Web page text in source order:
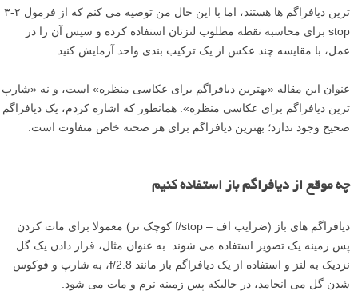
ترین دیافراگم ها هستند، اما با این حال من توصیه می کنم که از فرمول ۲-۳
stop برای محاسبه نقطه مطلوب لنزتان استفاده کرده و سپس آن را در
عمل، با مقایسه چند عکس از یک ترکیب بندی واحد آزمایش کنید.
عنوان این مقاله «بهترین دیافراگم برای عکاسی منظره» است، و نه «شارپ
ترین دیافراگم برای عکاسی منظره». همانطور که اشاره کردم، یک دیافراگم
صحیح وجود ندارد؛ بهترین دیافراگم برای هر صحنه خاص متفاوت است.
چه موقع از دیافراگم باز استفاده کنیم
دیافراگم های باز (ضرایب اف – f/stop کوچک تر) معمولا برای مات کردن
پس زمینه یک تصویر استفاده می شوند. به عنوان مثال، قرار دادن یک گل
نزدیک به لنز و استفاده از یک دیافراگم باز مانند f/2.8، به شارپ و فوکوس
شدن گل می انجامد، در حالیکه پس زمینه نرم و مات می شود.